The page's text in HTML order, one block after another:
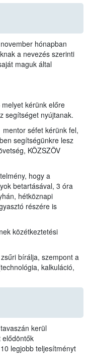
hónapban
a nevezés szerinti
maguk által
kérünk előre
segítséget nyújtanak.
séfet kérünk fel,
segítségünkre lesz
KÖZSZÖV
hogy a
betartásával, 3 óra
hétköznapi
részére is
közétkeztetési
bírálja, szempont a
kalkuláció,
kerül
elődöntők
legjobb teljesítményt